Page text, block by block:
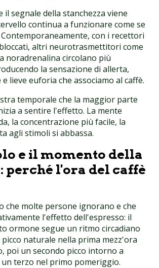
il segnale della stanchezza viene
continua a funzionare come se
con i recettori
altri neurotrasmettitori come
noradrenalina circolano più
la sensazione di allerta,
lieve euforia che associamo al caffè.
temporale che la maggior parte
a sentire l'effetto. La mente
la concentrazione più facile, la
agli stimoli si abbassa.
e il momento della
perché l'ora del caffè
che molte persone ignorano e che
l'effetto dell'espresso: il
ormone segue un ritmo circadiano
naturale nella prima mezz'ora
poi un secondo picco intorno a
terzo nel primo pomeriggio.